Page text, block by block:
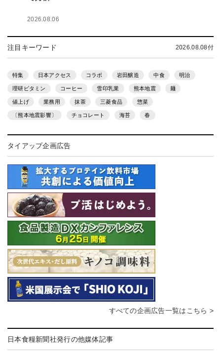
2026.08.06
注目キーワード 2026.08.08付
特集 日本アクセス コラボ 岩田醸造 中食 明治
理研ビタミン コーヒー 雪印乳業 熊本地震 麺
値上げ 業務用 抹茶 三菱食品 惣菜
〔熊本地震影響〕 チョコレート 海苔 春
タイアップ企画広告
すべての企画広告一覧はこちら >
日本食糧新聞社発行の他媒体記事